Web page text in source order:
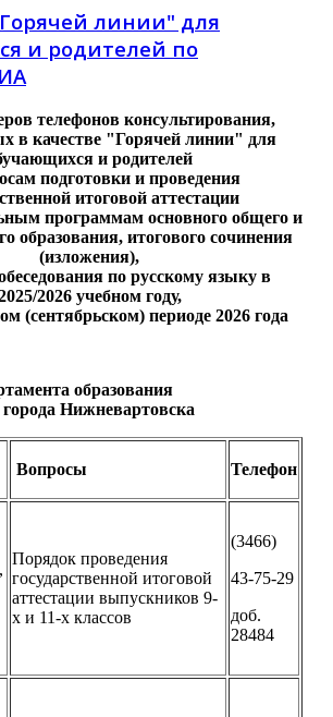
линии" для
и родителей по
телефонов консультирования,
в качестве "Горячей линии" для
и родителей
подготовки и проведения
итоговой аттестации
программам основного общего и
образования, итогового сочинения
(изложения),
по русскому языку в
2026 учебном году,
(сентябрьском) периоде 2026 года
образования
города Нижневартовска
Вопросы Телефон
,
Порядок проведения
государственной итоговой
аттестации выпускников 9-
х и 11-х классов
(3466)
43-75-29
доб.
28484